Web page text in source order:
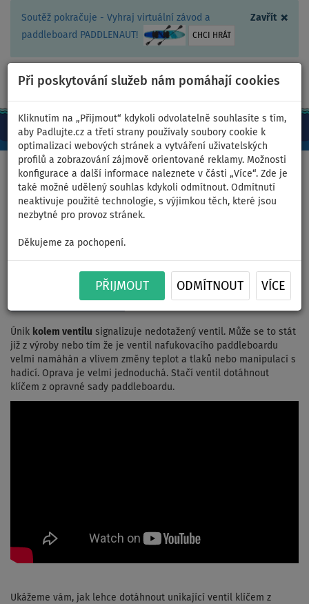
Zavřít ×
Soutěž pokračuje - Vyhraj virtuální závod a
paddleboard PADDLENAUT!
CHCI HRÁT
Při poskytování služeb nám pomáhají cookies
Kliknutím na „Přijmout“ kdykoli odvolatelně souhlasíte s tím,
aby Padlujte.cz a třetí strany používaly soubory cookie k
optimalizaci webových stránek a vytváření uživatelských
profilů a zobrazování zájmově orientované reklamy. Možnosti
konfigurace a další informace naleznete v části „Více“. Zde je
také možné udělený souhlas kdykoli odmítnout. Odmítnutí
neaktivuje použité technologie, s výjimkou těch, které jsou
nezbytné pro provoz stránek.
Děkujeme za pochopení.
PŘIJMOUT ODMÍTNOUT VÍCE
CZ/Kč +420 467 409 090 0ks
Domů >Začínáme s paddleboardem >Paddleboard poradna
>Unikající ventil paddleboardu
Jak opravit unikající ventil
paddleboardu
NÁVOD K POUŽITÍ PDF
Únik kolem ventilu signalizuje nedotažený ventil. Může se to stát
již z výroby nebo tím že je ventil nafukovacího paddleboardu
velmi namáhán a vlivem změny teplot a tlaků nebo manipulací s
hadicí. Oprava je velmi jednoduchá. Stačí ventil dotáhnout
klíčem z opravné sady paddleboardu.
Ukážeme vám, jak lehce dotáhnout unikající ventil klíčem z